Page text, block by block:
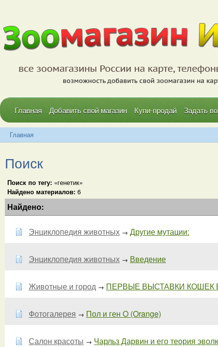
Главная Добавить свой магазин Купи-продай Задать
Главная
Поиск
Поиск по тегу: «генетик»
Найдено материалов: 6
Найдено:
Энциклопедия животных → Другие мутации:
Энциклопедия животных → Введение
Животные и город → ПЕРВЫЕ ВЫСТАВКИ КОШЕК
Фотогалерея → Пол и ген O (Orange)
Салон красоты → Чарльз Дарвин и его теория